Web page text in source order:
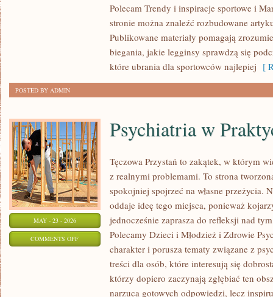
PRODUKTÓW
Polecam Trendy i inspiracje sportowe i
stronie można znaleźć rozbudowane
Publikowane materiały pomagają
biegania, jakie legginsy sprawdzą się
które ubrania dla sportowców najlepiej [
POSTED BY ADMIN
MAY - 23 - 2026
COMMENTS OFFON
PSYCHIATRIA
PRAKTYCE
Psychiatria w
Tęczowa Przystań to zakątek, w którym
z realnymi problemami. To strona
spokojniej spojrzeć na własne przeżycia.
oddaje ideę tego miejsca, ponieważ
jednocześnie zaprasza do refleksji nad
Polecamy Dzieci i Młodzież i Zdrowie
charakter i porusza tematy związane z
treści dla osób, które interesują się
którzy dopiero zaczynają zgłębiać ten
narzuca gotowych odpowiedzi, lecz